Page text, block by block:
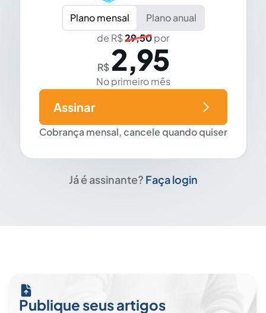
Plano mensal
Plano anual
de R$29,50por
R$ 2,95
No primeiro mês
Cobrança mensal, cancele quando quiser
Assinar
Já é assinante? Faça login
Publique seus artigos